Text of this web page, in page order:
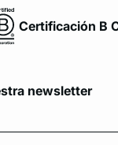
Certificación B
newsletter